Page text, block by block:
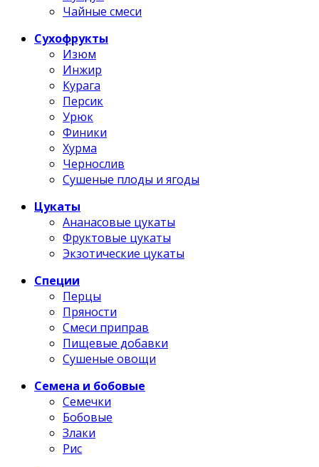
Чайные смеси
Сухофрукты
Изюм
Инжир
Курага
Персик
Урюк
Финики
Хурма
Чернослив
Сушеные плоды и ягоды
Цукаты
Ананасовые цукаты
Фруктовые цукаты
Экзотические цукаты
Специи
Перцы
Пряности
Смеси приправ
Пищевые добавки
Сушеные овощи
Семена и бобовые
Семечки
Бобовые
Злаки
Рис